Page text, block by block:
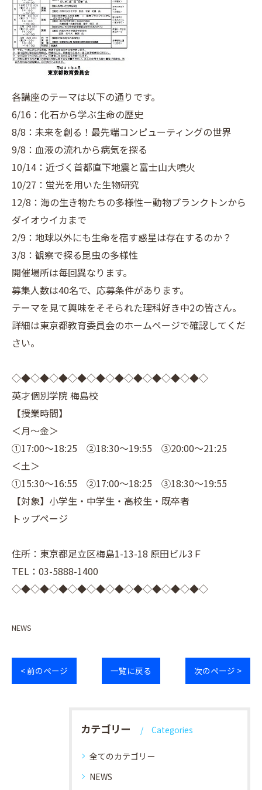
各講座のテーマは以下の通りです。
6/16：化石から学ぶ生命の歴史
8/8：未来を創る！最先端コンピューティングの世界
9/8：血液の流れから病気を探る
10/14：近づく首都直下地震と富士山大噴火
10/27：蛍光を用いた生物研究
12/8：海の生き物たちの多様性ー動物プランクトンから
ダイオウイカまで
2/9：地球以外にも生命を宿す惑星は存在するのか？
3/8：観察で探る昆虫の多様性
開催場所は毎回異なります。
募集人数は40名で、応募条件があります。
テーマを見て興味をそそられた理科好き中2の皆さん。
詳細は東京都教育委員会のホームページで確認してくだ
さい。
◇◆◇◆◇◆◇◆◇◆◇◆◇◆◇◆◇◆◇◆◇
英才個別学院 梅島校
【授業時間】
＜月～金＞
①17:00～18:25 ②18:30～19:55 ③20:00～21:25
＜土＞
①15:30～16:55 ②17:00～18:25 ③18:30～19:55
【対象】小学生・中学生・高校生・既卒者
トップページ
住所：東京都足立区梅島1-13-18 原田ビル3Ｆ
TEL：03-5888-1400
◇◆◇◆◇◆◇◆◇◆◇◆◇◆◇◆◇◆◇◆◇
NEWS
< 前のページ 一覧に戻る 次のページ >
カテゴリー Categories
全てのカテゴリー
NEWS